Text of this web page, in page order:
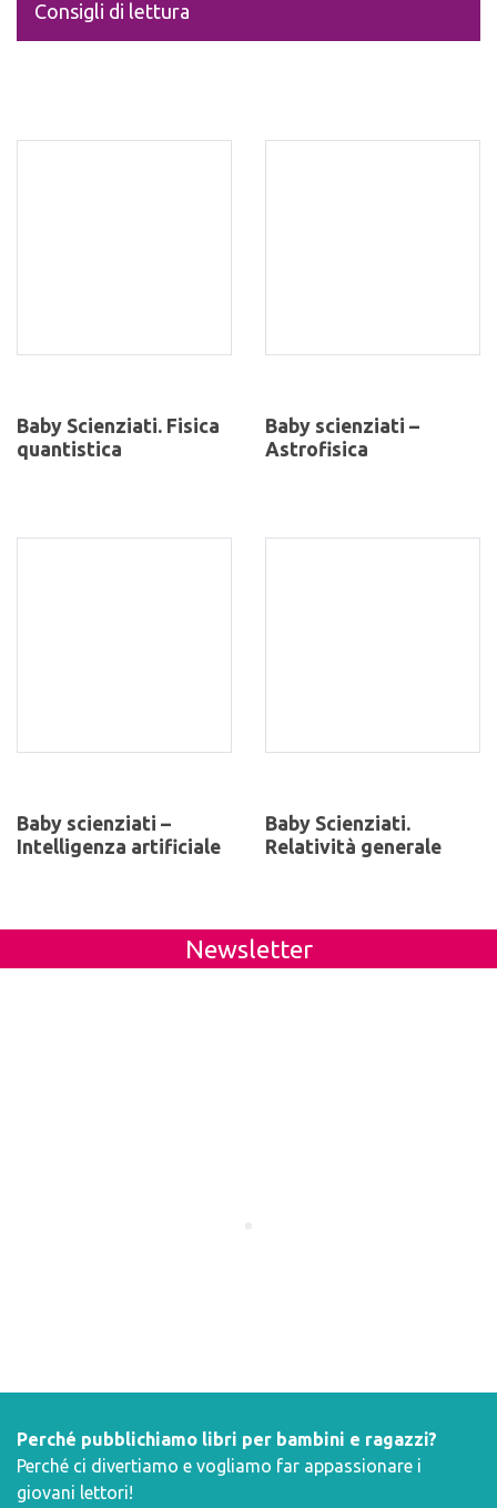
Consigli di lettura
Baby Scienziati. Fisica
quantistica
Baby scienziati –
Astrofisica
Baby scienziati –
Intelligenza artificiale
Baby Scienziati.
Relatività generale
Newsletter
Perché pubblichiamo libri per bambini e ragazzi?
Perché ci divertiamo e vogliamo far appassionare i
giovani lettori!